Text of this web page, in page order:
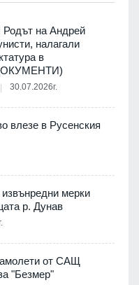
на Андрей
налагали
в
30.07.2026г.
влезе в Русенския
мерки
р. Дунав
от САЩ
"Безмер"